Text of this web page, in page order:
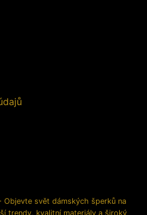
svět dámských šperků na
trendy, kvalitní materiály a široký